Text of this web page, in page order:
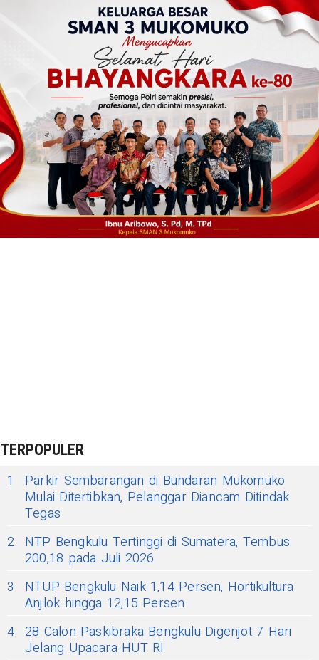
TERPOPULER
1
Parkir Sembarangan di Bundaran Mukomuko
Mulai Ditertibkan, Pelanggar Diancam Ditindak
Tegas
2
NTP Bengkulu Tertinggi di Sumatera, Tembus
200,18 pada Juli 2026
3
NTUP Bengkulu Naik 1,14 Persen, Hortikultura
Anjlok hingga 12,15 Persen
4 28 Calon Paskibraka Bengkulu Digenjot 7 Hari
Jelang Upacara HUT RI